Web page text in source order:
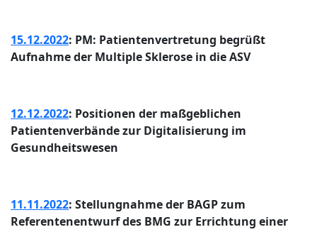
15.12.2022: PM: Patientenvertretung begrüßt
Aufnahme der Multiple Sklerose in die ASV
12.12.2022: Positionen der maßgeblichen
Patientenverbände zur Digitalisierung im
Gesundheitswesen
11.11.2022: Stellungnahme der BAGP zum
Referentenentwurf des BMG zur Errichtung einer